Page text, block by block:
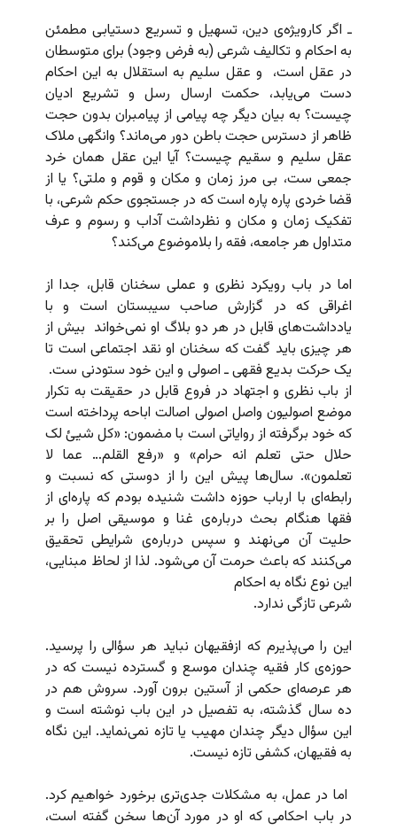
ـ اگر کارویژه‌ی دین، تسهیل و تسریع دستیابی مطمئن
به احکام و تکالیف شرعی (به فرض وجود) برای متوسطان
در عقل است، و عقل سلیم به استقلال به این احکام
دست می‌یابد، حکمت ارسال رسل و تشریع ادیان
چیست؟ به بیان دیگر چه پیامی از پیامبران بدون حجت
ظاهر از دسترس حجت باطن دور می‌ماند؟ وانگهی ملاک
عقل سلیم و سقیم چیست؟ آیا این عقل همان خرد
جمعی ست، بی‌ مرز زمان و مکان و قوم و ملتی؟ یا از
قضا خردی پاره پاره است که در جستجوی حکم شرعی، با
تفکیک زمان و مکان و نظرداشت آداب و رسوم و عرف
متداول هر جامعه، فقه را بلاموضوع می‌کند؟
اما در باب رویکرد نظری و عملی سخنان قابل، جدا از
اغراقی که در گزارش صاحب سیبستان است و با
یادداشت‌های قابل در هر دو بلاگ او نمی‌خواند بیش از
هر چیزی باید گفت که سخنان او نقد اجتماعی است تا
یک حرکت بدیع فقهی ـ اصولی و این خود ستودنی ست.
از باب نظری و اجتهاد در فروع قابل در حقیقت به تکرار
موضع اصولیون واصل اصولی اصالت اباحه پرداخته است
که خود برگرفته از روایاتی است با مضمون: «کل شیئ لک
حلال حتی تعلم انه حرام» و «رفع القلم… عما لا
تعلمون». سال‌ها پیش این را از دوستی که نسبت و
رابطه‌ای با ارباب حوزه داشت شنیده بودم که پاره‌ای از
فقها هنگام بحث درباره‌ی غنا و موسیقی اصل را بر
حلیت آن می‌نهند و سپس درباره‌ی شرایطی تحقیق
می‌کنند که باعث حرمت آن می‌شود. لذا از لحاظ مبنایی،
این نوع نگاه به احکام
شرعی تازگی ندارد.
این را می‌پذیرم که ازفقیهان نباید هر سؤالی را پرسید.
حوزه‌ی کار فقیه چندان موسع و گسترده نیست که در
هر عرصه‌ای حکمی از آستین برون آورد. سروش هم در
ده سال گذشته، به تفصیل در این باب نوشته است و
این سؤال دیگر چندان مهیب یا تازه نمی‌نماید. این نگاه
به فقیهان، کشفی تازه نیست.
اما در عمل، به مشکلات جدی‌تری برخورد خواهیم کرد.
در باب احکامی که او در مورد آن‌ها سخن گفته است،